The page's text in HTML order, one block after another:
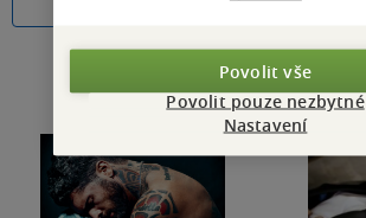
Povolit vše
Povolit pouze nezbytné
Nastavení